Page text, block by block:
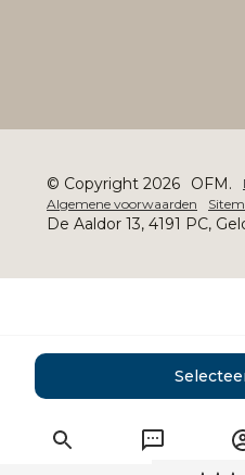
© Copyright 2026 OFM.
Algemene voorwaarden
De Aaldor 13, 4191 PC,